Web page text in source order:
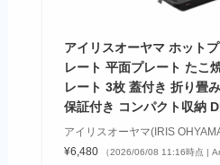
アイリスオーヤマ ホット
レート 平面プレート たこ
レート 3枚 蓋付き 折り畳
保証付き コンパクト収納
アイリスオーヤマ(IRIS
¥6,480
（2026/06/08 11:16時点 |